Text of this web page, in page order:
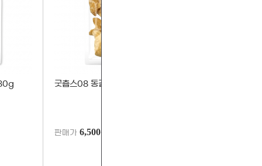
굿츕스08 동결건조 치킨가슴살M 80g
판매가 6,500원